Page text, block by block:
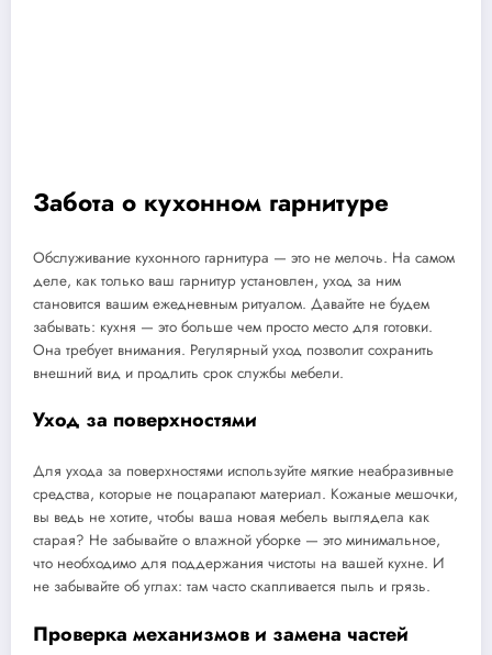
Забота о кухонном гарнитуре
Обслуживание кухонного гарнитура — это не мелочь. На самом
деле, как только ваш гарнитур установлен, уход за ним
становится вашим ежедневным ритуалом. Давайте не будем
забывать: кухня — это больше чем просто место для готовки.
Она требует внимания. Регулярный уход позволит сохранить
внешний вид и продлить срок службы мебели.
Уход за поверхностями
Для ухода за поверхностями используйте мягкие неабразивные
средства, которые не поцарапают материал. Кожаные мешочки,
вы ведь не хотите, чтобы ваша новая мебель выглядела как
старая? Не забывайте о влажной уборке — это минимальное,
что необходимо для поддержания чистоты на вашей кухне. И
не забывайте об углах: там часто скапливается пыль и грязь.
Проверка механизмов и замена частей